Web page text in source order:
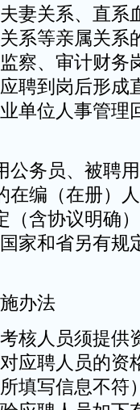
妻关系、直系
系等亲属关系
察、审计财务
聘到岗后形成
单位人事管理
务员、被聘
在编（在册）
（含协议明确
家和省另有规
办法
核人员须提
应聘人员的资
填写信息不符